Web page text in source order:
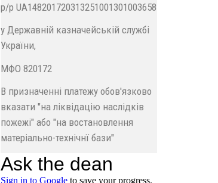
р/р UA148201720313251001301003658
у Державній казначейській службі
України,
МФО 820172
В призначенні платежу обов'язково
вказати "на ліквідацію наслідків
пожежі" або "на востановлення
матеріально-технічнї бази"